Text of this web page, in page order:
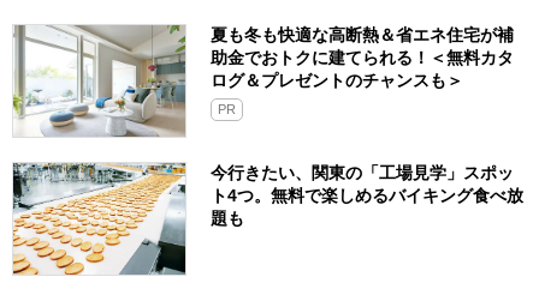
夏も冬も快適な高断熱＆省エネ住宅が補
助金でおトクに建てられる！＜無料カタ
ログ＆プレゼントのチャンスも＞
PR
今行きたい、関東の「工場見学」スポッ
ト4つ。無料で楽しめるバイキング食べ放
題も